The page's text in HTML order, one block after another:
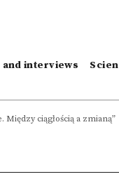
interviews
Między ciągłością a zmianą”